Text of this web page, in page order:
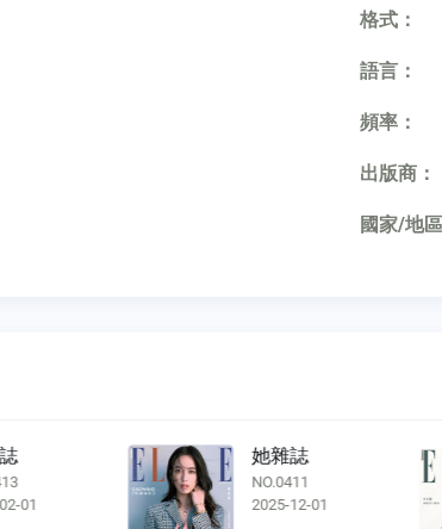
格式：
語言：
頻率：
出版商：
國家/地區
她雜誌
NO.0411
2025-12-01